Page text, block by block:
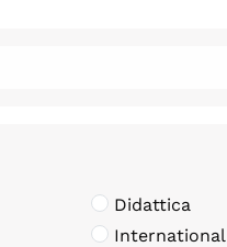
Didattica
International